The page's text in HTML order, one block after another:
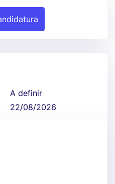
A definir
22/08/2026